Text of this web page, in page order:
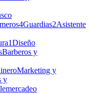
4Guardias2Asistente
1Diseño
Barberos y
Marketing y
y